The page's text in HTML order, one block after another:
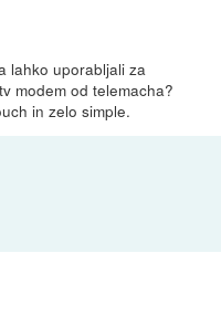
lahko uporabljali za
modem od telemacha?
in zelo simple.